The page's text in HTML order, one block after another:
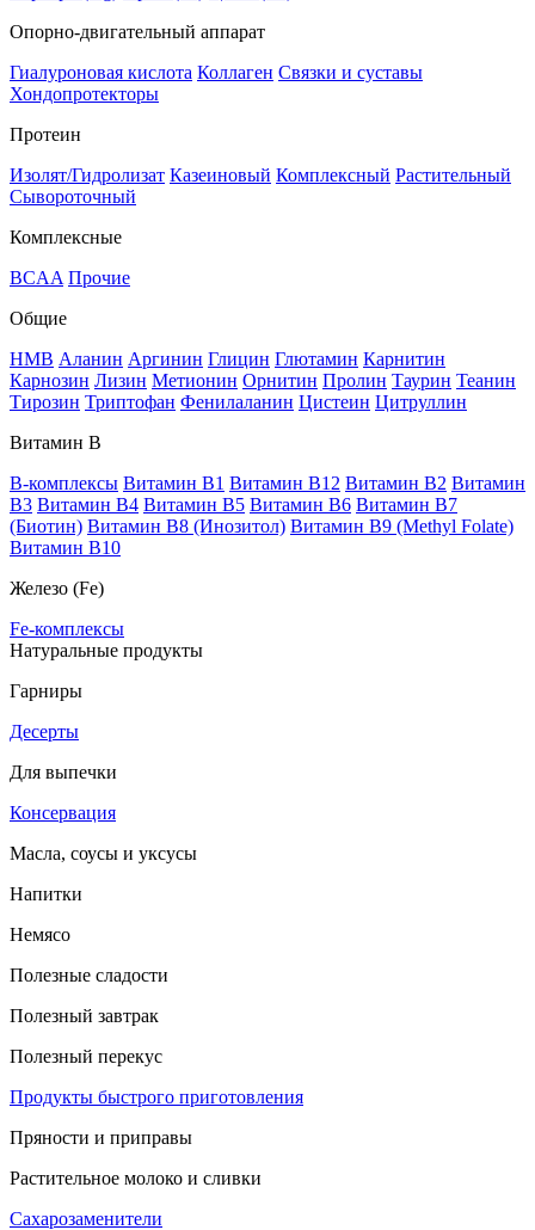
Опорно-двигательный аппарат
Гиалуроновая кислота Коллаген Связки и суставы
Хондопротекторы
Протеин
Изолят/Гидролизат Казеиновый Комплексный Растительный
Сывороточный
Комплексные
BCAA Прочие
Общие
HMB Аланин Аргинин Глицин Глютамин Карнитин
Карнозин Лизин Метионин Орнитин Пролин Таурин Теанин
Тирозин Триптофан Фенилаланин Цистеин Цитруллин
Витамин В
B-комплексы Витамин B1 Витамин B12 Витамин B2 Витамин
B3 Витамин B4 Витамин B5 Витамин B6 Витамин B7
(Биотин) Витамин B8 (Инозитол) Витамин B9 (Methyl Folate)
Витамин В10
Железо (Fe)
Fe-комплексы
Натуральные продукты
Гарниры
Десерты
Для выпечки
Консервация
Масла, соусы и уксусы
Напитки
Немясо
Полезные сладости
Полезный завтрак
Полезный перекус
Продукты быстрого приготовления
Пряности и приправы
Растительное молоко и сливки
Сахарозаменители